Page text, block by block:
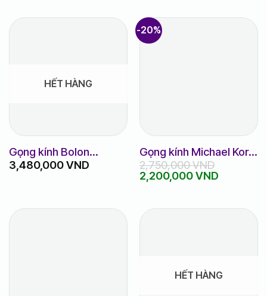
HẾT HÀNG
Gọng kính Bolon
BJ1322
3,480,000VND
-20%
Gọng kính Michael Kors
MK 4081F_53
2,750,000VND
Giá
gốc
2,750,000 VND.
2,200,000VNDGiá
là:
HẾT HÀNG